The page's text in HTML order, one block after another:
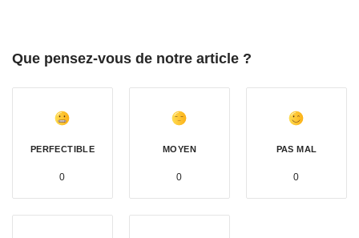
Que pensez-vous de notre article ?
PERFECTIBLE
0
MOYEN
0
PAS MAL
0